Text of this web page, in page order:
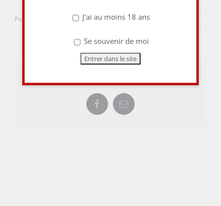
Par 14 février 2015 | 0 commentaire
FacebookEmail
J'ai au moins 18 ans
Se souvenir de moi